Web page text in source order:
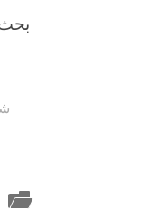
بحث